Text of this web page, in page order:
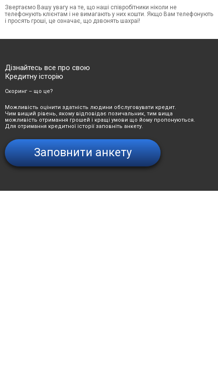
Звертаємо Вашу увагу на те, що наші співробітники ніколи не
телефонують клієнтам і не вимагають у них кошти. Якщо Вам телефонують
і просять гроші, це означає, що дзвонять шахраї!
Дізнайтесь все про свою
Кредитну історію
Скоринг – що це?
Можливість оцінити здатність людини обслуговувати кредит.
Чим вищий рівень, якому відповідає позичальник, тим вища
можливість отримання грошей і кращі умови що йому пропонуються.
Для отримання кредитної історії заповніть анкету.
Заповнити анкету